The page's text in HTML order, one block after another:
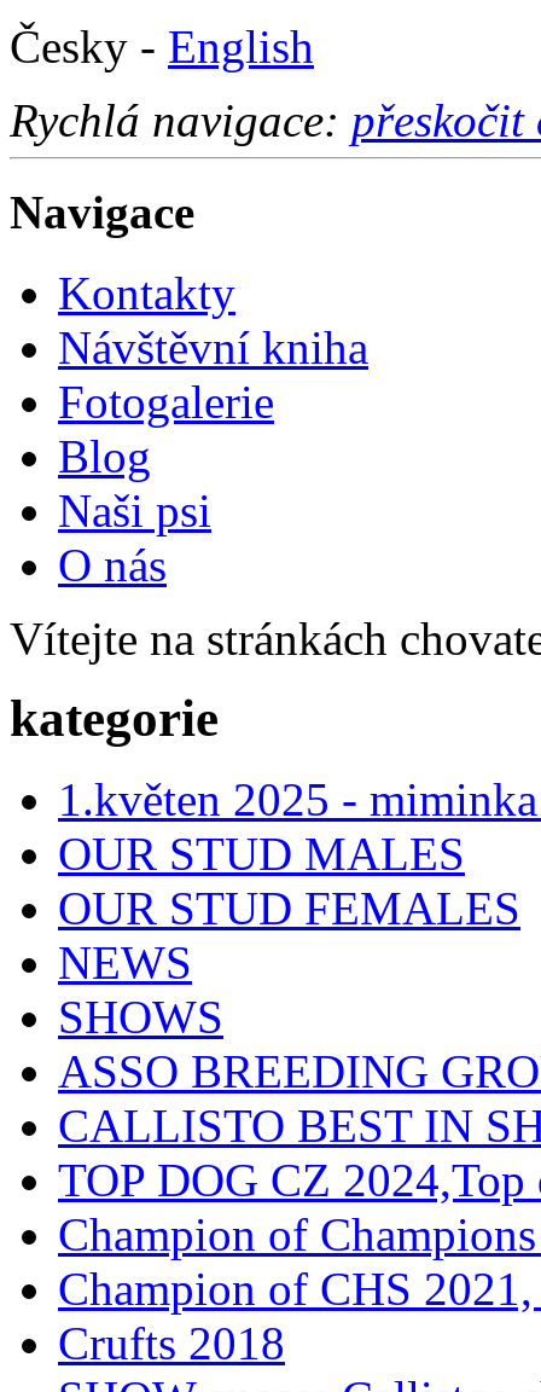
Česky - English
Rychlá navigace: přeskočit
Navigace
Kontakty
Návštěvní kniha
Fotogalerie
Blog
Naši psi
O nás
Vítejte na stránkách
kategorie
1.květen 2025 -
OUR STUD MALES
OUR STUD FEMALES
NEWS
SHOWS
ASSO BREEDING
CALLISTO BEST IN
TOP DOG CZ
Champion of
Champion of CHS
Crufts 2018